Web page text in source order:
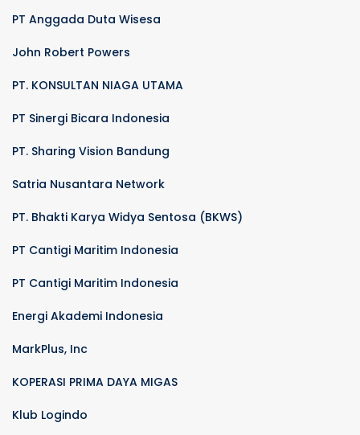
PT Anggada Duta Wisesa
John Robert Powers
PT. KONSULTAN NIAGA UTAMA
PT Sinergi Bicara Indonesia
PT. Sharing Vision Bandung
Satria Nusantara Network
PT. Bhakti Karya Widya Sentosa (BKWS)
PT Cantigi Maritim Indonesia
PT Cantigi Maritim Indonesia
Energi Akademi Indonesia
MarkPlus, Inc
KOPERASI PRIMA DAYA MIGAS
Klub Logindo